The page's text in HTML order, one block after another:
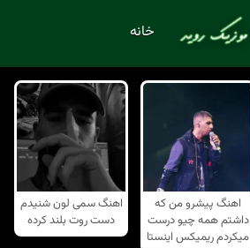
خانه
اهنگ پیشرو من که
داشتم همه چیو درست
میکردم ریمیکس اینستا
اهنگ سمی لون شنیدم
دست روت بلند کرده